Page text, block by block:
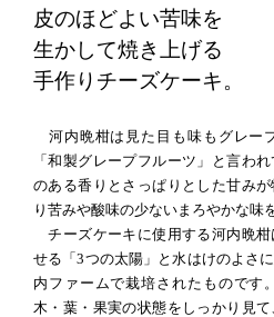
皮のほどよい苦味を
生かして焼き上げる
手作りチーズケーキ。
河内晩柑は見た目も味もグレー
「和製グレープフルーツ」と言わ
のある香りとさっぱりとした甘み
り苦みや酸味の少ないまろやかな味
チーズケーキに使用する河内晩柑
せる「3つの太陽」と水はけのよさ
内ファームで栽培されたものです
木・葉・果実の状態をしっかり見て